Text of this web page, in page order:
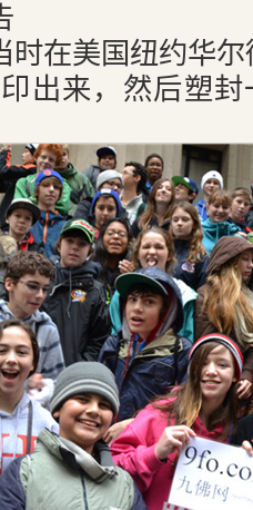
时在美国纽约华
出来，然后塑